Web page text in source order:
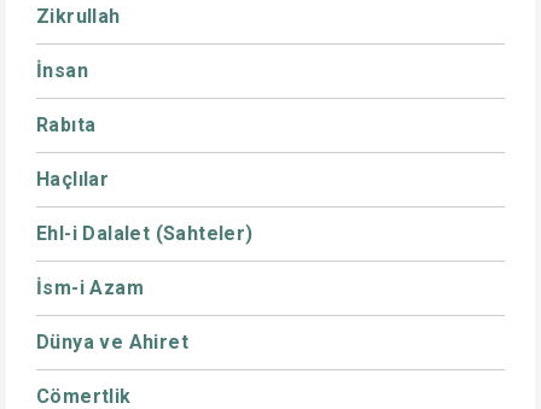
Zikrullah
İnsan
Rabıta
Haçlılar
Ehl-i Dalalet (Sahteler)
İsm-i Azam
Dünya ve Ahiret
Cömertlik